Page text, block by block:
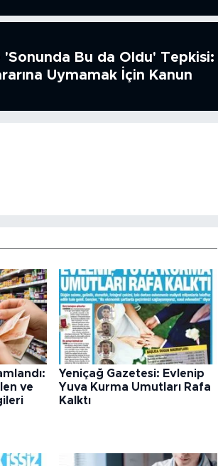
Bu da Oldu' Tepkisi:
Uymamak İçin Kanun
ve
Yeniçağ Gazetesi: Evlenip
Yuva Kurma Umutları Rafa
Kalktı